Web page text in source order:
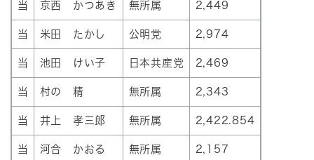
当 京西 かつあき 無所属 2,449
当 米田 たかし 公明党 2,974
当 池田 けい子 日本共産党 2,469
当 村の 精 無所属 2,343
当 井上 孝三郎 無所属 2,422.854
当 河合 かおる 無所属 2,157